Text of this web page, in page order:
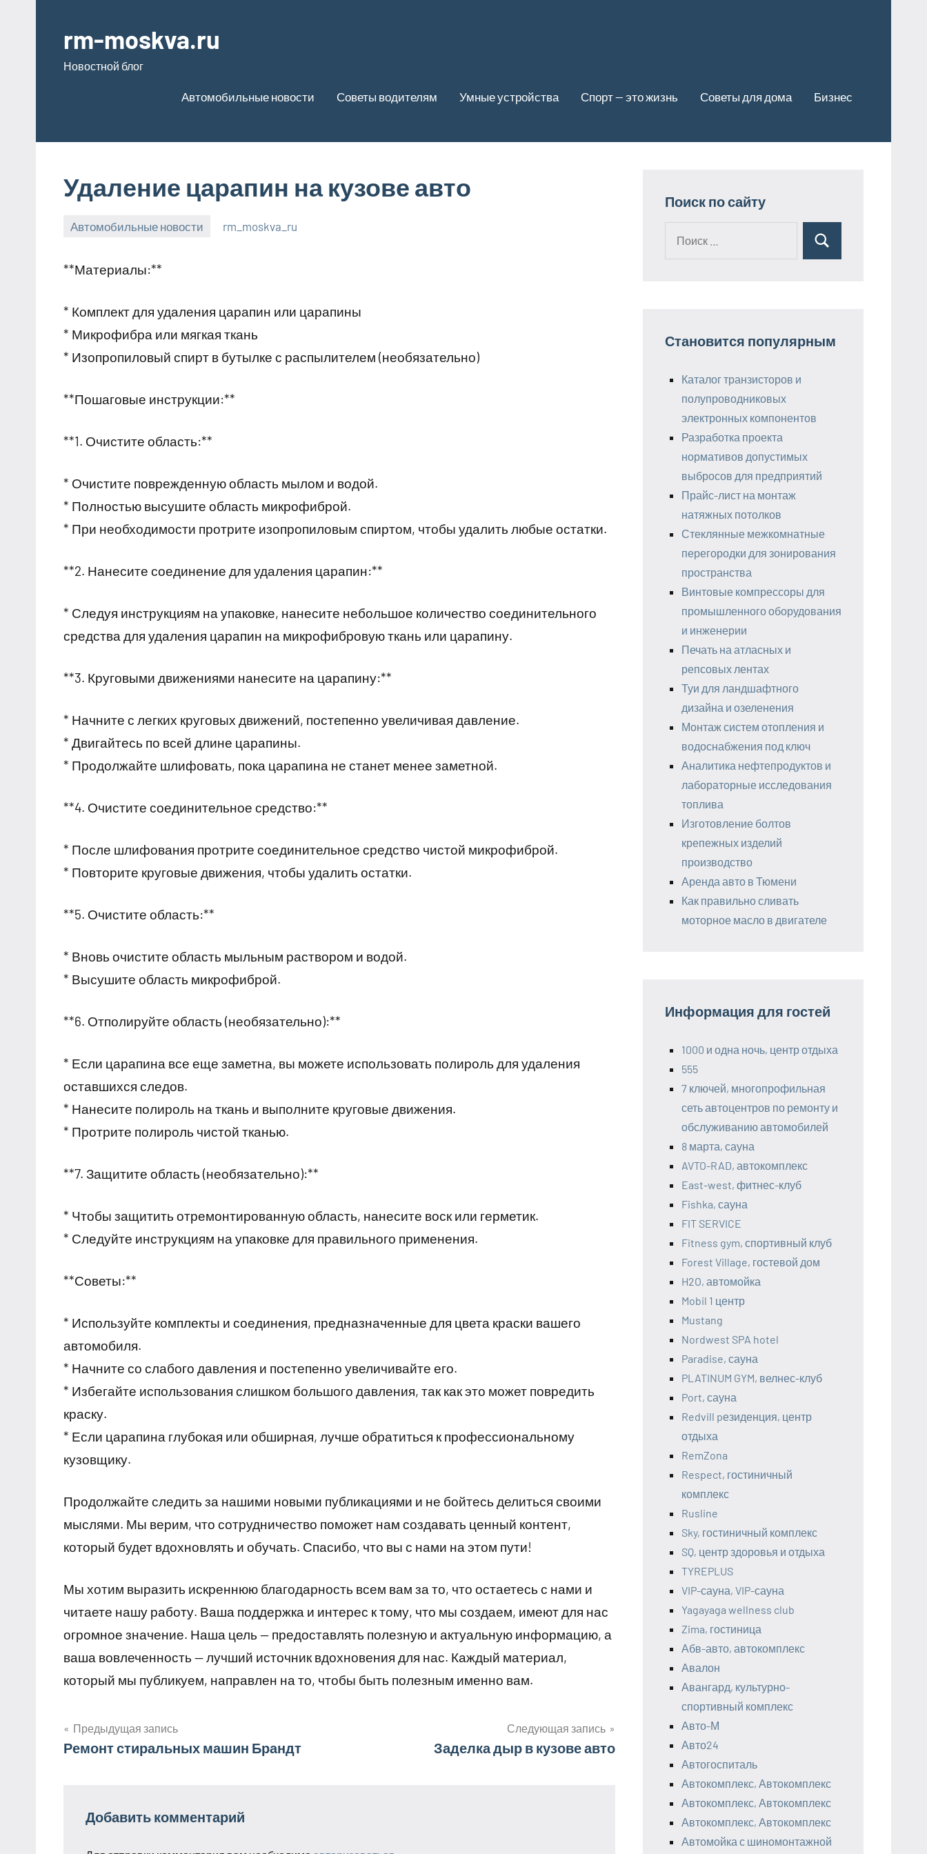
содержимому
rm-moskva.ru
Новостной блог
Автомобильные новости Советы водителям Умные устройства Спорт — это жизнь Советы для дома Бизнес
Удаление царапин на кузове авто
Автомобильные новости
2024
rm_moskva_ru
**Материалы:**
* Комплект для удаления царапин или царапины
* Микрофибра или мягкая ткань
* Изопропиловый спирт в бутылке с распылителем (необязательно)
**Пошаговые инструкции:**
**1. Очистите область:**
* Очистите поврежденную область мылом и водой.
* Полностью высушите область микрофиброй.
* При необходимости протрите изопропиловым спиртом, чтобы удалить любые остатки.
**2. Нанесите соединение для удаления царапин:**
* Следуя инструкциям на упаковке, нанесите небольшое количество соединительного
средства для удаления царапин на микрофибровую ткань или царапину.
**3. Круговыми движениями нанесите на царапину:**
* Начните с легких круговых движений, постепенно увеличивая давление.
* Двигайтесь по всей длине царапины.
* Продолжайте шлифовать, пока царапина не станет менее заметной.
**4. Очистите соединительное средство:**
* После шлифования протрите соединительное средство чистой микрофиброй.
* Повторите круговые движения, чтобы удалить остатки.
**5. Очистите область:**
* Вновь очистите область мыльным раствором и водой.
* Высушите область микрофиброй.
**6. Отполируйте область (необязательно):**
* Если царапина все еще заметна, вы можете использовать полироль для удаления
оставшихся следов.
* Нанесите полироль на ткань и выполните круговые движения.
* Протрите полироль чистой тканью.
**7. Защитите область (необязательно):**
* Чтобы защитить отремонтированную область, нанесите воск или герметик.
* Следуйте инструкциям на упаковке для правильного применения.
**Советы:**
* Используйте комплекты и соединения, предназначенные для цвета краски вашего
автомобиля.
* Начните со слабого давления и постепенно увеличивайте его.
* Избегайте использования слишком большого давления, так как это может повредить
краску.
* Если царапина глубокая или обширная, лучше обратиться к профессиональному
кузовщику.
Продолжайте следить за нашими новыми публикациями и не бойтесь делиться своими
мыслями. Мы верим, что сотрудничество поможет нам создавать ценный контент,
который будет вдохновлять и обучать. Спасибо, что вы с нами на этом пути!
Мы хотим выразить искреннюю благодарность всем вам за то, что остаетесь с нами и
читаете нашу работу. Ваша поддержка и интерес к тому, что мы создаем, имеют для нас
огромное значение. Наша цель — предоставлять полезную и актуальную информацию, а
ваша вовлеченность — лучший источник вдохновения для нас. Каждый материал,
который мы публикуем, направлен на то, чтобы быть полезным именно вам.
Навигация
Предыдущая запись
Ремонт стиральных машин Брандт
Следующая запись
Заделка дыр в кузове авто
Добавить комментарий
Поиск по сайту
Поиск
Становится популярным
Каталог транзисторов и
полупроводниковых
электронных компонентов
Разработка проекта
нормативов допустимых
выбросов для предприятий
Прайс-лист на монтаж
натяжных потолков
Стеклянные межкомнатные
перегородки для зонирования
пространства
Винтовые компрессоры для
промышленного оборудования
и инженерии
Печать на атласных и
репсовых лентах
Туи для ландшафтного
дизайна и озеленения
Монтаж систем отопления и
водоснабжения под ключ
Аналитика нефтепродуктов и
лабораторные исследования
топлива
Изготовление болтов
крепежных изделий
производство
Аренда авто в Тюмени
Как правильно сливать
моторное масло в двигателе
Информация для гостей
1000 и одна ночь, центр отдыха
555
7 ключей, многопрофильная
сеть автоцентров по ремонту и
обслуживанию автомобилей
8 марта, сауна
AVTO-RAD, автокомплекс
East-west, фитнес-клуб
Fishka, сауна
FIT SERVICE
Fitness gym, спортивный клуб
Forest Village, гостевой дом
H2O, автомойка
Mobil 1 центр
Mustang
Nordwest SPA hotel
Paradise, сауна
PLATINUM GYM, велнес-клуб
Port, сауна
Redvill pезиденция, центр
отдыха
RemZona
Respect, гостиничный
комплекс
Rusline
Sky, гостиничный комплекс
SQ, центр здоровья и отдыха
TYREPLUS
VIP-сауна, VIP-сауна
Yagayaga wellness club
Zima, гостиница
Абв-авто, автокомплекс
Авалон
Авангард, культурно-
спортивный комплекс
Авто-М
Авто24
Автогоспиталь
Автокомплекс, Автокомплекс
Автокомплекс, Автокомплекс
Автокомплекс, Автокомплекс
Автомойка с шиномонтажной